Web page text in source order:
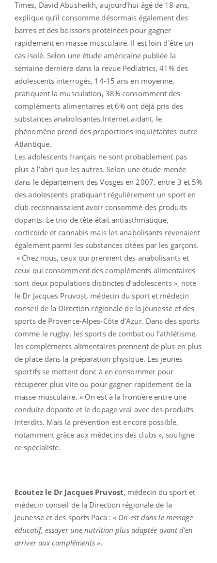
Times, David Abusheikh, aujourd’hui âgé de 18 ans,
explique qu’il consomme désormais également des
barres et des boissons protéinées pour gagner
rapidement en masse musculaire. Il est loin d'être un
cas isolé. Selon une étude américaine publiée la
semaine dernière dans la revue Pediatrics, 41% des
adolescents interrogés, 14-15 ans en moyenne,
pratiquent la musculation, 38% consomment des
compléments alimentaires et 6% ont déjà pris des
substances anabolisantes.Internet aidant, le
phénomène prend des proportions inquiétantes outre-
Atlantique.
Les adolescents français ne sont probablement pas
plus à l’abri que les autres. Selon une étude menée
dans le département des Vosges en 2007, entre 3 et 5%
des adolescents pratiquant régulièrement un sport en
club reconnaissaient avoir consommé des produits
dopants. Le trio de tête était antiasthmatique,
corticoïde et cannabis mais les anabolisants revenaient
également parmi les substances citées par les garçons.
« Chez nous, ceux qui prennent des anabolisants et
ceux qui consomment des compléments alimentaires
sont deux populations distinctes d’adolescents », note
le Dr Jacques Pruvost, médecin du sport et médecin
conseil de la Direction régionale de la Jeunesse et des
sports de Provence-Alpes-Côte d’Azur. Dans des sports
comme le rugby, les sports de combat ou l’athlétisme,
les compléments alimentaires prennent de plus en plus
de place dans la préparation physique. Les jeunes
sportifs se mettent donc à en consommer pour
récupérer plus vite ou pour gagner rapidement de la
masse musculaire. « On est à la frontière entre une
conduite dopante et le dopage vrai avec des produits
interdits. Mais la prévention est encore possible,
notamment grâce aux médecins des clubs », souligne
ce spécialiste.
Ecoutez le Dr Jacques Pruvost, médecin du sport et
médecin conseil de la Direction régionale de la
Jeunesse et des sports Paca :« On est dans le message
éducatif, essayer une nutrition plus adaptée avant d’en
arriver aux compléments ».